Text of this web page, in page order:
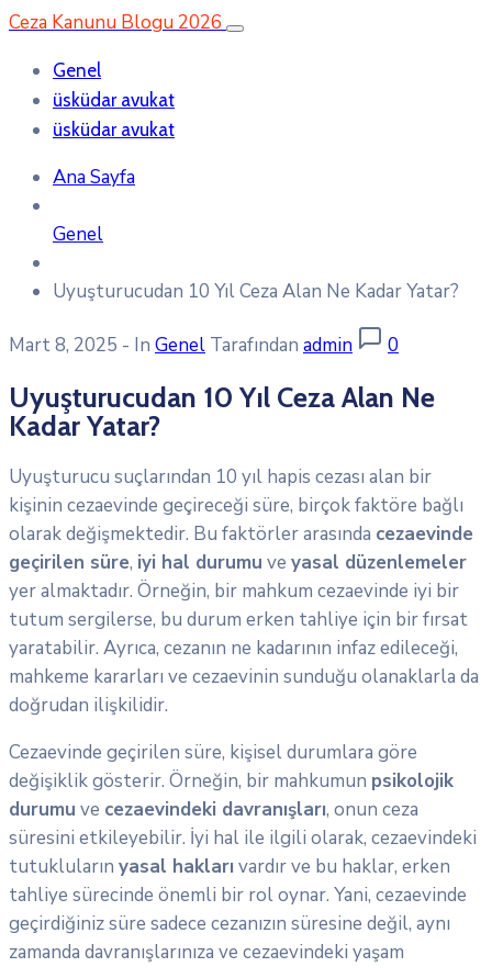
Ceza Kanunu Blogu 2026
Genel
üsküdar avukat
üsküdar avukat
Ana Sayfa
Genel
Uyuşturucudan 10 Yıl Ceza Alan Ne Kadar Yatar?
Mart 8, 2025 - In Genel Tarafından admin 0
Uyuşturucudan 10 Yıl Ceza Alan Ne
Kadar Yatar?
Uyuşturucu suçlarından 10 yıl hapis cezası alan bir
kişinin cezaevinde geçireceği süre, birçok faktöre bağlı
olarak değişmektedir. Bu faktörler arasında cezaevinde
geçirilen süre, iyi hal durumu ve yasal düzenlemeler
yer almaktadır. Örneğin, bir mahkum cezaevinde iyi bir
tutum sergilerse, bu durum erken tahliye için bir fırsat
yaratabilir. Ayrıca, cezanın ne kadarının infaz edileceği,
mahkeme kararları ve cezaevinin sunduğu olanaklarla da
doğrudan ilişkilidir.
Cezaevinde geçirilen süre, kişisel durumlara göre
değişiklik gösterir. Örneğin, bir mahkumun psikolojik
durumu ve cezaevindeki davranışları, onun ceza
süresini etkileyebilir. İyi hal ile ilgili olarak, cezaevindeki
tutukluların yasal hakları vardır ve bu haklar, erken
tahliye sürecinde önemli bir rol oynar. Yani, cezaevinde
geçirdiğiniz süre sadece cezanızın süresine değil, aynı
zamanda davranışlarınıza ve cezaevindeki yaşam